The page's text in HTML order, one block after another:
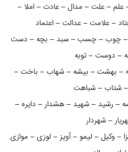
علم – علت – مدال – عادت – املا –
– علامت – عدالت – اعتماد
– چوب – چسب – سبد – بچه – دست
– دوست – توبه
– بهشت – بیشه – شهاب – باخت –
شتاب – شباهت
– رشید – شهید – هشدار – دایره –
– شهردار
– وکیل – لیمو – آویز – لوزی – موازی